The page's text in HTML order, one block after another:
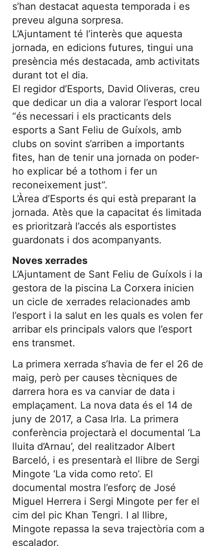
s’han destacat aquesta temporada i es
preveu alguna sorpresa.
L’Ajuntament té l’interès que aquesta
jornada, en edicions futures, tingui una
presència més destacada, amb activitats
durant tot el dia.
El regidor d’Esports, David Oliveras, creu
que dedicar un dia a valorar l’esport local
“és necessari i els practicants dels
esports a Sant Feliu de Guíxols, amb
clubs on sovint s’arriben a importants
fites, han de tenir una jornada on poder-
ho explicar bé a tothom i fer un
reconeixement just”.
L’Àrea d’Esports és qui està preparant la
jornada. Atès que la capacitat és limitada
es prioritzarà l’accés als esportistes
guardonats i dos acompanyants.
Noves xerrades
L’Ajuntament de Sant Feliu de Guíxols i la
gestora de la piscina La Corxera inicien
un cicle de xerrades relacionades amb
l’esport i la salut en les quals es volen fer
arribar els principals valors que l’esport
ens transmet.
La primera xerrada s’havia de fer el 26 de
maig, però per causes tècniques de
darrera hora es va canviar de data i
emplaçament. La nova data és el 14 de
juny de 2017, a Casa Irla. La primera
conferència projectarà el documental ‘La
lluita d’Arnau’, del realitzador Albert
Barceló, i es presentarà el llibre de Sergi
Mingote ‘La vida como reto’. El
documental mostra l’esforç de José
Miguel Herrera i Sergi Mingote per fer el
cim del pic Khan Tengri. I al llibre,
Mingote repassa la seva trajectòria com a
escalador.